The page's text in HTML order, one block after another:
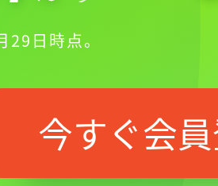
日時点。
今すぐ会